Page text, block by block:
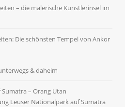
– die malerische Künstlerinsel im
Die schönsten Tempel von Ankor
& daheim
– Orang Utan
Leuser Nationalpark auf Sumatra